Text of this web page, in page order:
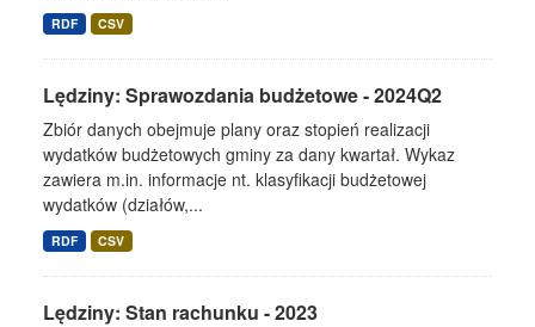
RDF CSV
Lędziny: Sprawozdania budżetowe - 2024Q2
Zbiór danych obejmuje plany oraz stopień realizacji
wydatków budżetowych gminy za dany kwartał. Wykaz
zawiera m.in. informacje nt. klasyfikacji budżetowej
wydatków (działów,...
RDF CSV
Lędziny: Stan rachunku - 2023